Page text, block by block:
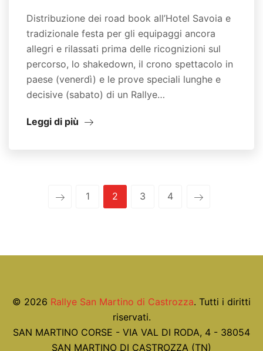
Distribuzione dei road book all’Hotel Savoia e
tradizionale festa per gli equipaggi ancora
allegri e rilassati prima delle ricognizioni sul
percorso, lo shakedown, il crono spettacolo in
paese (venerdì) e le prove speciali lunghe e
decisive (sabato) di un Rallye…
Leggi di più
1 2 3 4
© 2026 Rallye San Martino di Castrozza. Tutti i diritti
riservati.
SAN MARTINO CORSE - VIA VAL DI RODA, 4 - 38054
SAN MARTINO DI CASTROZZA (TN)